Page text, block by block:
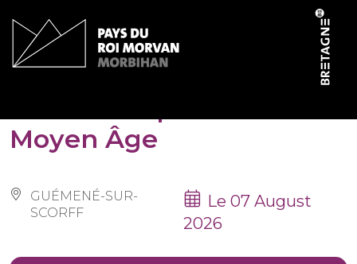
Moyen Âge
GUÉMENÉ-SUR-
SCORFF
Le 07 August
2026